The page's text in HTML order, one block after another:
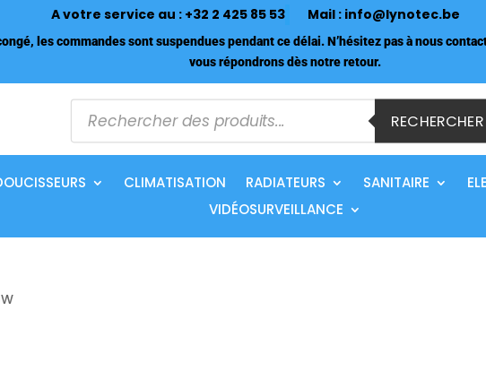
A votre service au : +32 2 425 85 53 Mail : info@lynotec.be
les commandes sont suspendues pendant ce délai. N’hésitez pas à nous
vous répondrons dès notre retour.
Recherche
de
produits
RECHERCHER
CLIMATISATION RADIATEURS SANITAIRE
VIDÉOSURVEILLANCE